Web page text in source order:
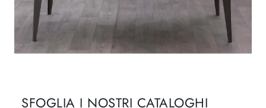
SFOGLIA I NOSTRI CATALOGHI